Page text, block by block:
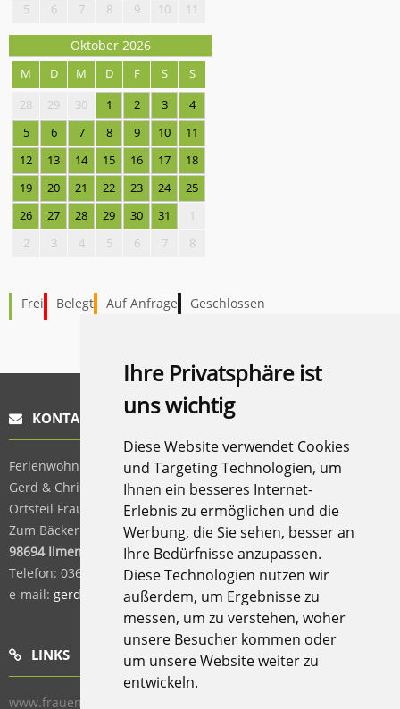
Ihre Privatsphäre ist
uns wichtig
Diese Website verwendet Cookies
und Targeting Technologien, um
Ihnen ein besseres Internet-
Erlebnis zu ermöglichen und die
Werbung, die Sie sehen, besser an
Ihre Bedürfnisse anzupassen.
Diese Technologien nutzen wir
außerdem, um Ergebnisse zu
messen, um zu verstehen, woher
unsere Besucher kommen oder
um unsere Website weiter zu
entwickeln.
5
6 7 8 9 10 11
Oktober 2026
M D M D F S
S
28
29 30 1 2 3
4
5
6 7 8 9 10
11
12
13 14 15 16 17
18
19
20 21 22 23 24
25
26
27 28 29 30 31
1
2
3 4 5 6 7 8
Frei Belegt Auf Anfrage Geschlossen
KONTAKT
Ferienwohnung „Schöne Aussicht“,
Gerd & Christa Felka,
Ortsteil Frauenwald,
Zum Bäckerberg 9,
98694 Ilmenau
Telefon: 036782 / 61920
e-mail: gerd.felka@t-online.de
LINKS
www.frauenwald.de